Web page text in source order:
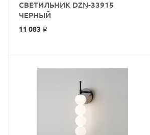
СВЕТИЛЬНИК DZN-33915
ЧЕРНЫЙ
11 083 ₽
КУПИТЬ